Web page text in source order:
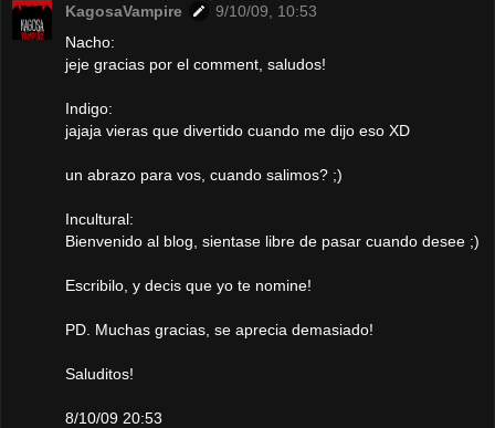
KagosaVampire
9/10/09, 10:53
Nacho:
jeje gracias por el comment, saludos!
Indigo:
jajaja vieras que divertido cuando me dijo eso XD
un abrazo para vos, cuando salimos? ;)
Incultural:
Bienvenido al blog, sientase libre de pasar cuando desee ;)
Escribilo, y decis que yo te nomine!
PD. Muchas gracias, se aprecia demasiado!
Saluditos!
8/10/09 20:53